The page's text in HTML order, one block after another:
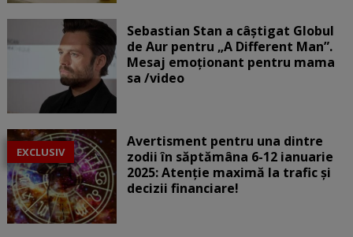
Sebastian Stan a câștigat Globul
de Aur pentru „A Different Man”.
Mesaj emoționant pentru mama
sa /video
EXCLUSIV
Avertisment pentru una dintre
zodii în săptămâna 6-12 ianuarie
2025: Atenție maximă la trafic și
decizii financiare!